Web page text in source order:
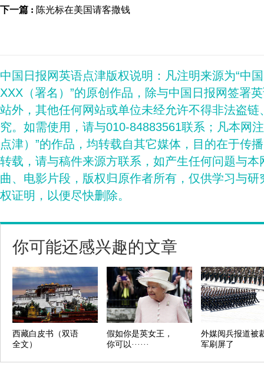
下一篇 : 陈光标在美国请客撒钱
中国日报网英语点津版权说明：凡注明来源为“中
XXX（署名）”的原创作品，除与中国日报网签署
站外，其他任何网站或单位未经允许不得非法盗
究。如需使用，请与010-84883561联系；凡本网
点津）”的作品，均转载自其它媒体，目的在于传
转载，请与稿件来源方联系，如产生任何问题与
曲、电影片段，版权归原作者所有，仅供学习与
权证明，以便尽快删除。
你可能还感兴趣的文章
西藏白皮书（双语
全文）
假如你是英女王，
你可以······
外媒阅兵报道被
军刷屏了